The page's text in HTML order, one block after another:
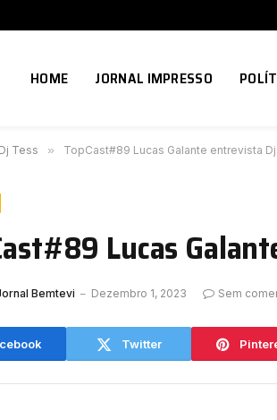
HOME JORNAL IMPRESSO
Dj Tess » TopCast#89 Lucas Galante entrevista
Lucas
Bemtevi Dezembro 1, 2023 Sem
Twitter